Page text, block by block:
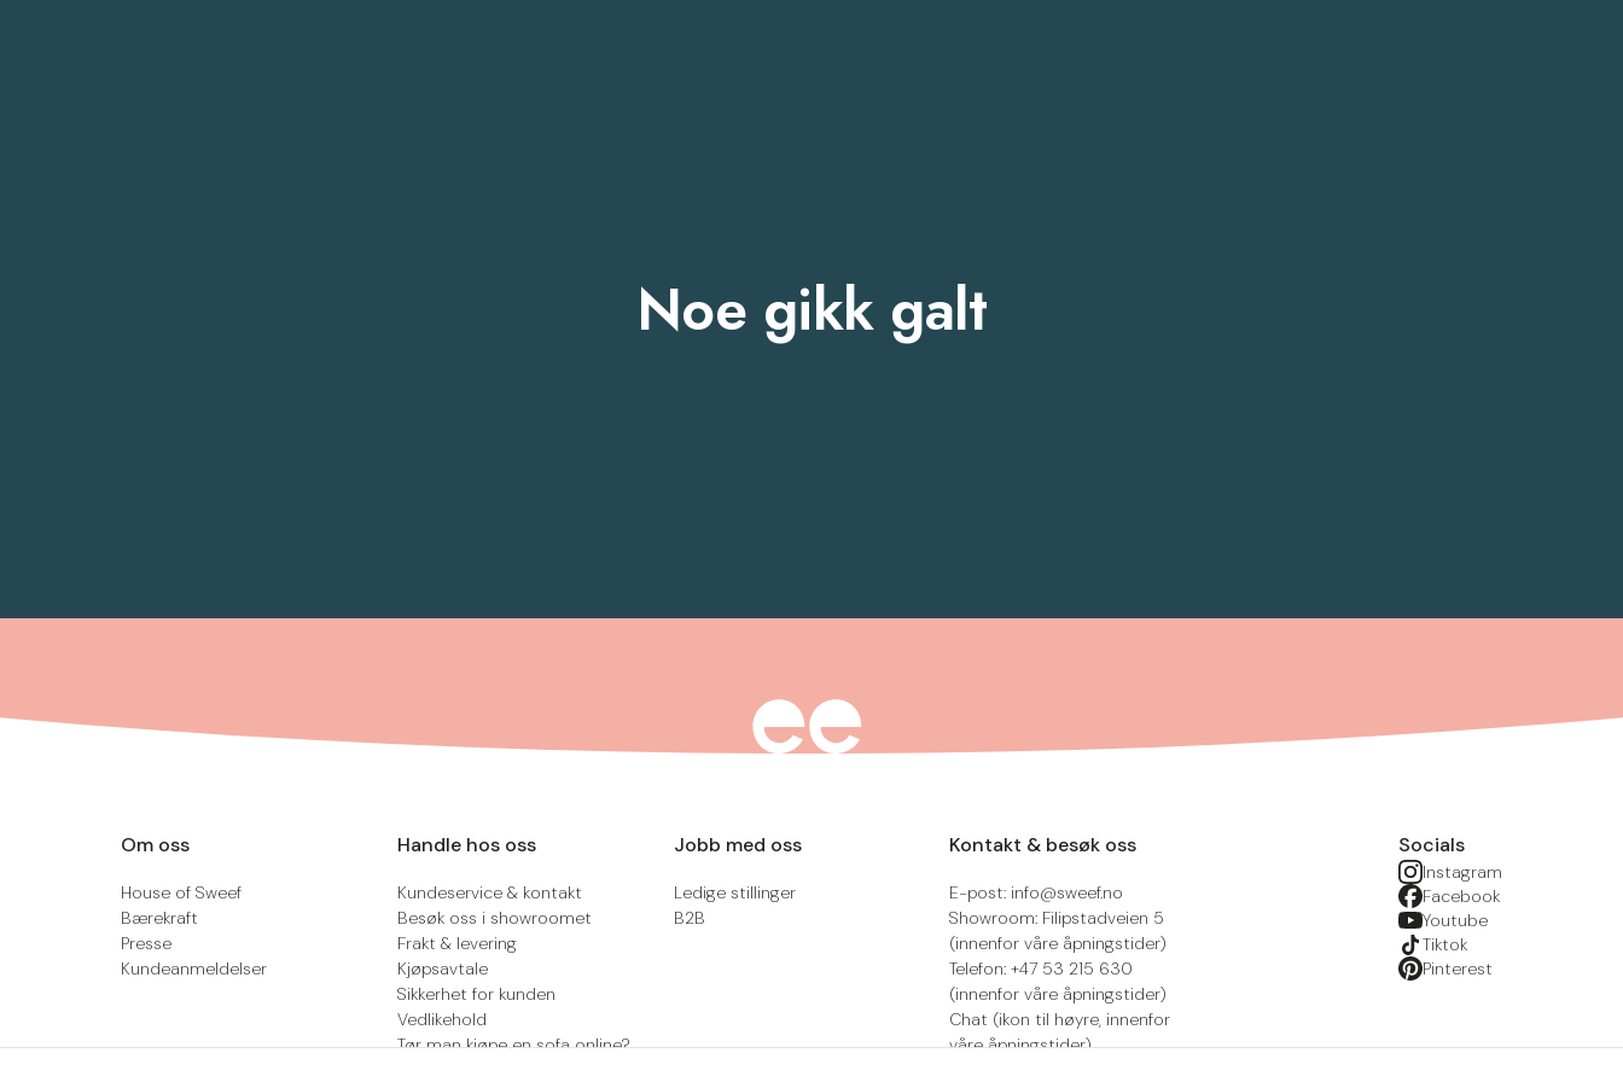
Noe gikk galt
Om oss
House of Sweef
Bærekraft
Presse
Kundeanmeldelser
Handle hos oss
Kundeservice & kontakt
Besøk oss i showroomet
Frakt & levering
Kjøpsavtale
Sikkerhet for kunden
Vedlikehold
Tør man kjøpe en sofa online?
Jobb med oss
Ledige stillinger
B2B
Kontakt & besøk oss
E-post: info@sweef.no
Showroom: Filipstadveien 5
(innenfor våre åpningstider)
Telefon: +47 53 215 630
(innenfor våre åpningstider)
Chat (ikon til høyre, innenfor
våre åpningstider)
Socials
Instagram
Facebook
Youtube
Tiktok
Pinterest